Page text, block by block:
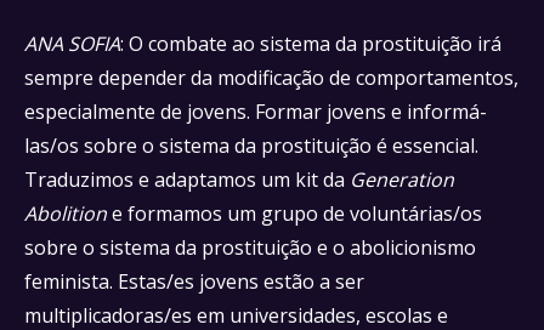
ANA SOFIA: O combate ao sistema da prostituição irá
sempre depender da modificação de comportamentos,
especialmente de jovens. Formar jovens e informá-
las/os sobre o sistema da prostituição é essencial.
Traduzimos e adaptamos um kit da Generation
Abolitione formamos um grupo de voluntárias/os
sobre o sistema da prostituição e o abolicionismo
feminista. Estas/es jovens estão a ser
multiplicadoras/es em universidades, escolas e